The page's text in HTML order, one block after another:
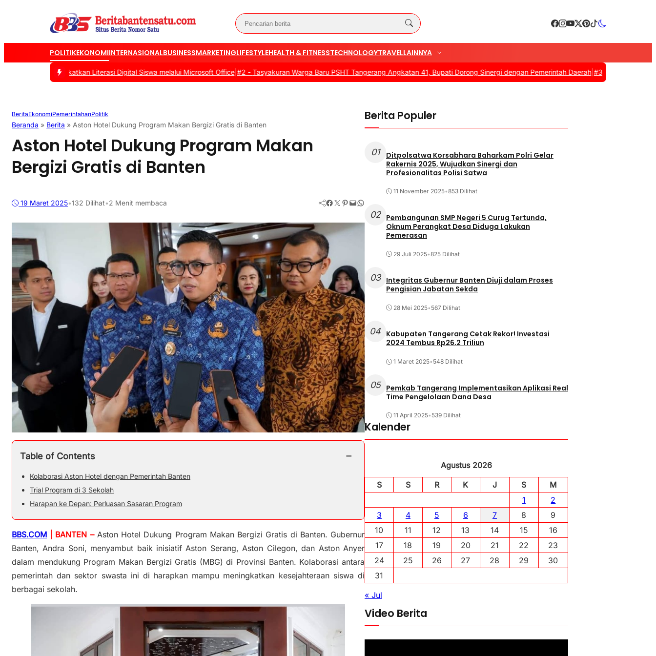
POLITIKEKONOMIINTERNASIONALBUSINESSMARKETINGLIFESTYLEHEALTH & FITNESSTECHNOLOGYTRAVELLAINNYA
Fokus Tingkatkan Literasi Digital Siswa melalui Microsoft Office|#2 -Tasyakuran Warga Baru PSHT Tangerang Angkatan 41, Bupati Dorong Sinergi dengan Pemerintah Daerah|#3 -Zulkifli Hasan Resmi
BeritaEkonomiPemerintahanPolitik
Beranda » Berita » Aston Hotel Dukung Program Makan Bergizi Gratis di Banten
Aston Hotel Dukung Program Makan
Bergizi Gratis di Banten
19 Maret 2025•132 Dilihat•2 Menit membaca Facebook Twitter Pinterest Mail WhatsApp
Table of Contents −
Kolaborasi Aston Hotel dengan Pemerintah Banten
Trial Program di 3 Sekolah
Harapan ke Depan: Perluasan Sasaran Program
BBS.COM | BANTEN –Aston Hotel Dukung Program Makan Bergizi Gratis di Banten. Gubernur
Banten, Andra Soni, menyambut baik inisiatif Aston Serang, Aston Cilegon, dan Aston Anyer
dalam mendukung Program Makan Bergizi Gratis (MBG) di Provinsi Banten. Kolaborasi antara
pemerintah dan sektor swasta ini di harapkan mampu meningkatkan kesejahteraan siswa di
berbagai sekolah.
Berita Populer
01
Ditpolsatwa Korsabhara Baharkam Polri Gelar
Rakernis 2025, Wujudkan Sinergi dan
Profesionalitas Polisi Satwa
11 November 2025•853 Dilihat
02
Pembangunan SMP Negeri 5 Curug Tertunda,
Oknum Perangkat Desa Diduga Lakukan
Pemerasan
29 Juli 2025•825 Dilihat
03
Integritas Gubernur Banten Diuji dalam Proses
Pengisian Jabatan Sekda
28 Mei 2025• 567 Dilihat
04 Kabupaten Tangerang Cetak Rekor! Investasi
2024 Tembus Rp26,2 Triliun
1 Maret 2025• 548 Dilihat
05
Pemkab Tangerang Implementasikan Aplikasi Real
Time Pengelolaan Dana Desa
11 April 2025• 539 Dilihat
Kalender
Agustus 2026
S
S R K J S
M
1
2
3
4 5 6 7 8
9
10
11 12 13 14 15
16
17
18 19 20 21 22
23
24
25 26 27 28 29
30
31
« Jul
Video Berita